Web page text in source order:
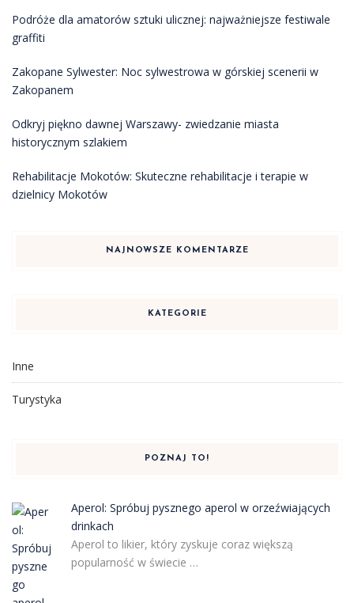
Podróże dla amatorów sztuki ulicznej: najważniejsze festiwale
graffiti
Zakopane Sylwester: Noc sylwestrowa w górskiej scenerii w
Zakopanem
Odkryj piękno dawnej Warszawy- zwiedzanie miasta
historycznym szlakiem
Rehabilitacje Mokotów: Skuteczne rehabilitacje i terapie w
dzielnicy Mokotów
NAJNOWSZE KOMENTARZE
KATEGORIE
Inne
Turystyka
POZNAJ TO!
Aperol: Spróbuj pysznego aperol w orzeźwiających
drinkach
Aperol to likier, który zyskuje coraz większą
popularność w świecie …